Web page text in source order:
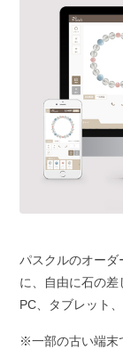
パスクルのオーダ
に、自由に石の差
PC、タブレット
※一部の古い端末